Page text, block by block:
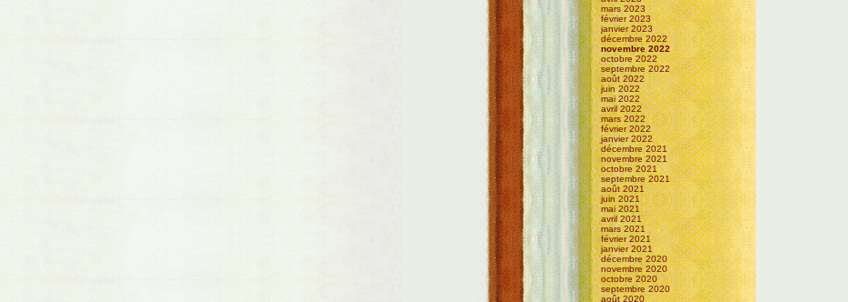
mars 2023
février 2023
janvier 2023
décembre 2022
novembre 2022
octobre 2022
septembre 2022
août 2022
juin 2022
mai 2022
avril 2022
mars 2022
février 2022
janvier 2022
décembre 2021
novembre 2021
octobre 2021
septembre 2021
août 2021
juin 2021
mai 2021
avril 2021
mars 2021
février 2021
janvier 2021
décembre 2020
novembre 2020
octobre 2020
septembre 2020
août 2020